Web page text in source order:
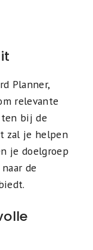
Planner,
relevante
bij de
zal je helpen
je doelgroep
de